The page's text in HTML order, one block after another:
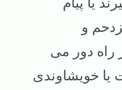
و
دور می
یا خویشاوندی